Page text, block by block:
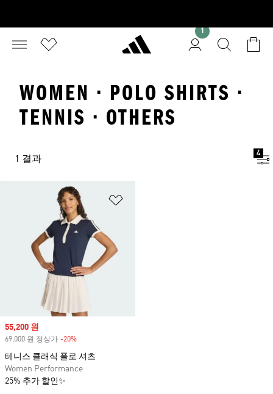
1
WOMEN · POLO SHIRTS ·
TENNIS · OTHERS
1 결과
4
Sale price
55,200 원
69,000 원 정상가 -20%
테니스 클래식 폴로 셔츠
Women Performance
25% 추가 할인✨